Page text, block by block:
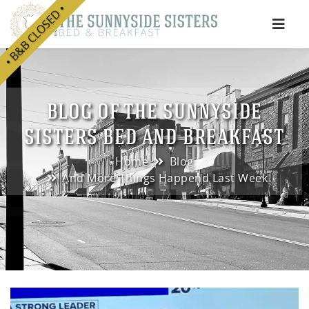
• B&B CLOSED •
BLOG OF THE SUNNYSIDE
SISTERS BED AND BREAKFAST
Home
Blog
And More Things Happend Last Week